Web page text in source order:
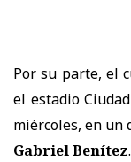
Por su parte, el
el estadio
miércoles, en un
Gabriel Benítez.